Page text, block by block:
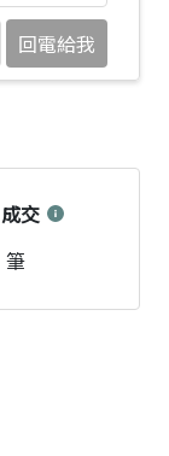
回電給我
成交
筆